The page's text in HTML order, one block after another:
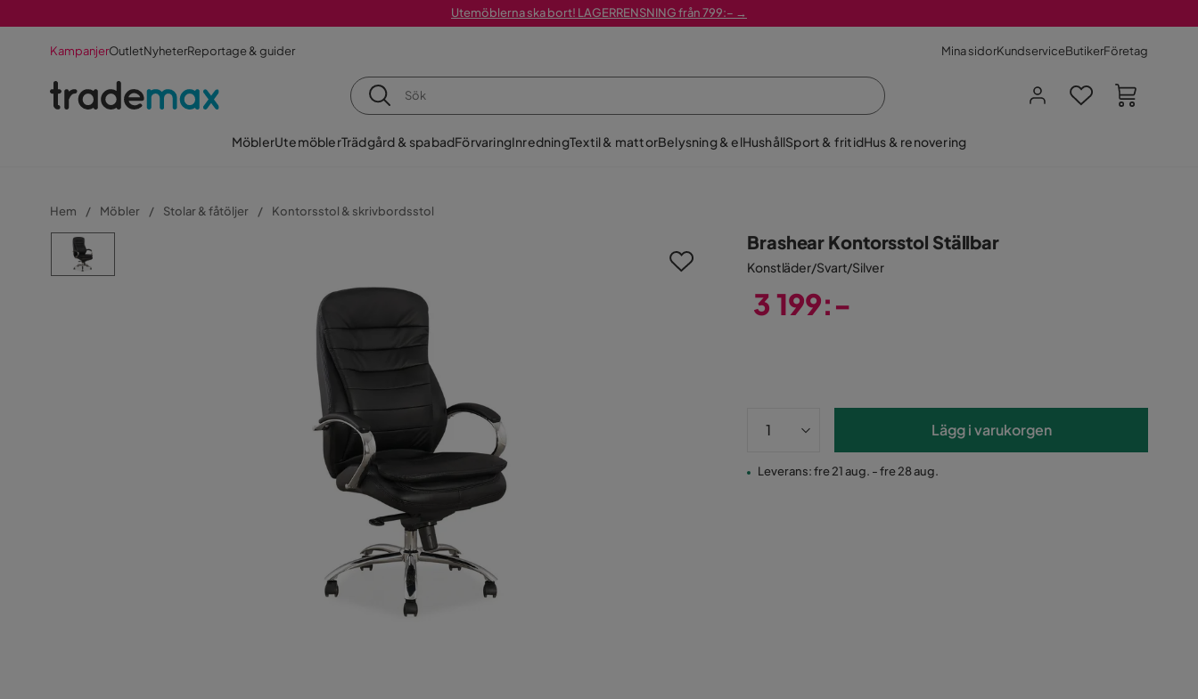
Utemöblerna ska bort! LAGERRENSNING från 799:– →
KampanjerOutletNyheterReportage & guider Mina sidorKundserviceButikerFöretag
MöblerUtemöblerTrädgård & spabadFörvaringInredningTextil & mattorBelysning & elHushållSport & fritidHus & renovering
Hem Möbler Stolar & fåtöljer Kontorsstol & skrivbordsstol
Brashear Kontorsstol Ställbar
Konstläder/Svart/Silver
3 199:-
Lägg i varukorgen
Leverans: fre 21 aug. - fre 28 aug.